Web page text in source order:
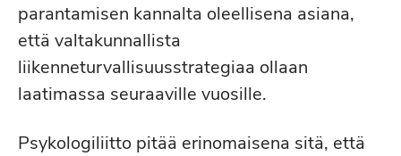
parantamisen kannalta oleellisena asiana,
että valtakunnallista
liikenneturvallisuusstrategiaa ollaan
laatimassa seuraaville vuosille.
Psykologiliitto pitää erinomaisena sitä, että